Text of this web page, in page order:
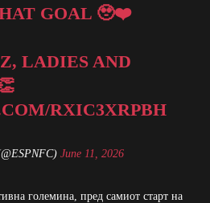
GOAL 🥹❤️
LADIES AND
RXIC3XRPBH
June 11, 2026
големина, пред самиот старт на